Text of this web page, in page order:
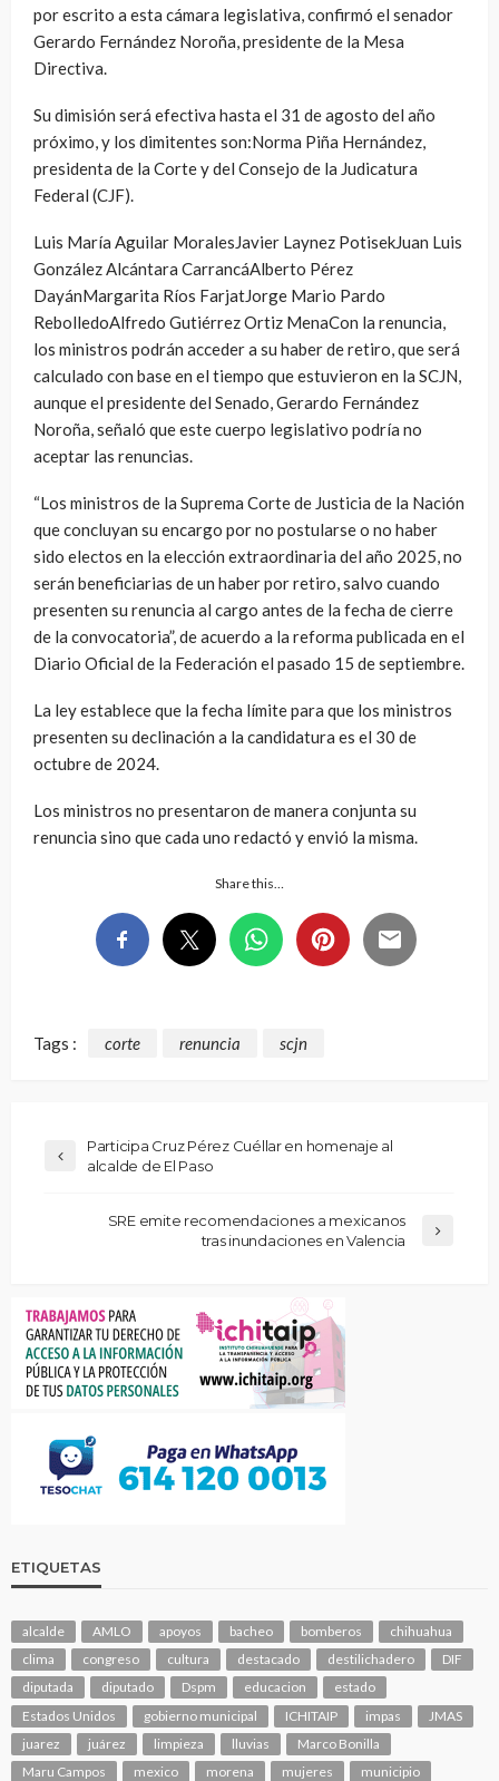
por escrito a esta cámara legislativa, confirmó el senador
Gerardo Fernández Noroña, presidente de la Mesa
Directiva.
Su dimisión será efectiva hasta el 31 de agosto del año
próximo, y los dimitentes son:Norma Piña Hernández,
presidenta de la Corte y del Consejo de la Judicatura
Federal (CJF).
Luis María Aguilar MoralesJavier Laynez PotisekJuan Luis
González Alcántara CarrancáAlberto Pérez
DayánMargarita Ríos FarjatJorge Mario Pardo
RebolledoAlfredo Gutiérrez Ortiz MenaCon la renuncia,
los ministros podrán acceder a su haber de retiro, que será
calculado con base en el tiempo que estuvieron en la SCJN,
aunque el presidente del Senado, Gerardo Fernández
Noroña, señaló que este cuerpo legislativo podría no
aceptar las renuncias.
“Los ministros de la Suprema Corte de Justicia de la Nación
que concluyan su encargo por no postularse o no haber
sido electos en la elección extraordinaria del año 2025, no
serán beneficiarias de un haber por retiro, salvo cuando
presenten su renuncia al cargo antes de la fecha de cierre
de la convocatoria”, de acuerdo a la reforma publicada en el
Diario Oficial de la Federación el pasado 15 de septiembre.
La ley establece que la fecha límite para que los ministros
presenten su declinación a la candidatura es el 30 de
octubre de 2024.
Los ministros no presentaron de manera conjunta su
renuncia sino que cada uno redactó y envió la misma.
Share this…
Tags : corte renuncia scjn
Participa Cruz Pérez Cuéllar en homenaje al
alcalde de El Paso
SRE emite recomendaciones a mexicanos
tras inundaciones en Valencia
ETIQUETAS
alcalde AMLO apoyos bacheo bomberos
chihuahua
clima
congreso cultura destacado destilichadero
DIF
diputada
diputado Dspm educacion
estado
Estados Unidos
gobierno municipal ICHITAIP impas
JMAS
juarez
juárez limpieza lluvias
Marco Bonilla
Maru Campos
mexico morena mujeres
municipio